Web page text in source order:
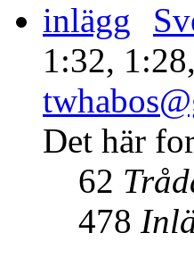
1:32,
Det här
62
478